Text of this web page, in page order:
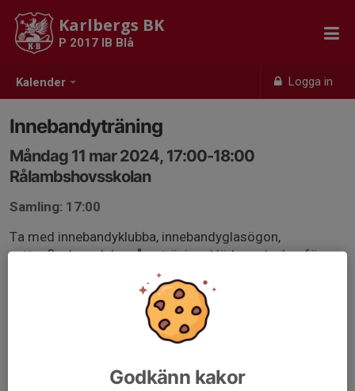
Kalender Logga in
Karlbergs BK
P 2017 IB Blå
Innebandyträning
Måndag 11 mar 2024, 17:00-18:00
Rålambshovsskolan
Samling: 17:00
Ta med innebandyklubba, innebandyglasögon,
vattenflaska och ha på er träningskläder och skor för
Godkänn kakor